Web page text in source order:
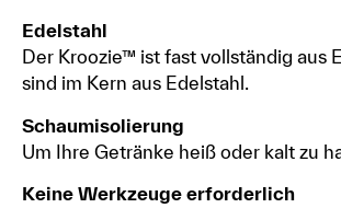
Edelstahl
Der Kroozie™ ist fast vollständig
sind im Kern aus Edelstahl.
Schaumisolierung
Um Ihre Getränke heiß oder kalt zu
Keine Werkzeuge erforderlich